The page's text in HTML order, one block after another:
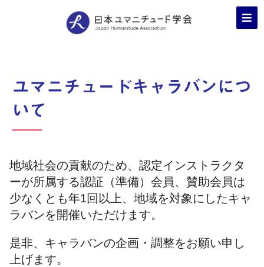
ユマニチュードキャラバンにつ
いて
地域社会の貢献のため、認定インストラクタ
ーが所属する認証（準備）会員、賛助会員は
少なくとも年1回以上、地域を対象にしたキャ
ラバンを開催いただけます。
是非、キャラバンの企画・調整をお願い申し
上げます。